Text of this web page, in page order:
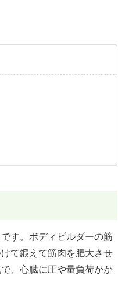
す。ボディビルダーの筋
て鍛えて筋肉を肥大させ
、心臓に圧や量負荷がか